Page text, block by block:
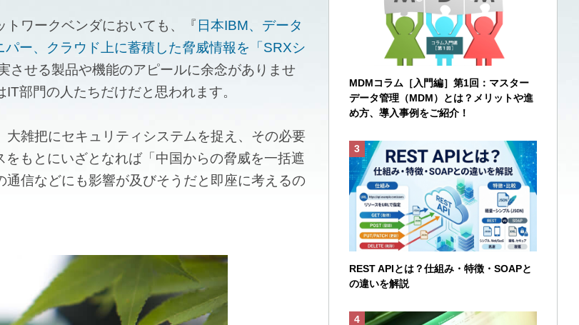
ワークベンダにおいても、『 日本IBM、データ
パー、クラウド上に蓄積した脅威情報を「SRXシ
させる製品や機能のアピールに余念がありませ
部門の人たちだけだと思われます。
雑把にセキュリティシステムを捉え、その必要
もとにいざとなれば「中国からの脅威を一括遮
信などにも影響が及びそうだと即座に考えるの
MDMコラム［入門編］第1回：マスター
データ管理（MDM）とは？メリットや進
め方、導入事例をご紹介！
REST APIとは？仕組み・特徴・SOAPと
の違いを解説